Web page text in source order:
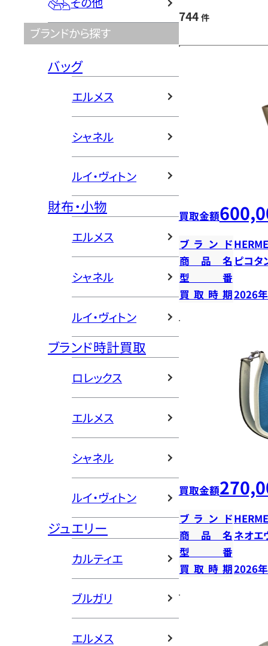
ブランドから探す
バッグ
エルメス
シャネル
ルイ・ヴィトン
財布・小物
エルメス
シャネル
ルイ・ヴィトン
ブランド時計買取
ロレックス
エルメス
シャネル
ルイ・ヴィトン
ジュエリー
カルティエ
ブルガリ
エルメス
744 件
買取金額
ブランド
商品名 ピコタ
型番
買取時期2026
買取金額
ブランド
商品名 ネオエ
型番
買取時期2026